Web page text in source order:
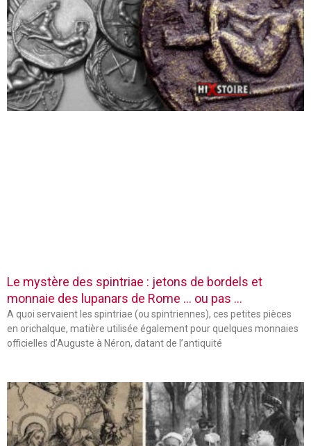
Le mystère des spintriae : jetons de bordels et
monnaie des lupanars de Rome … ou pas …
A quoi servaient les spintriae (ou spintriennes), ces petites pièces
en orichalque, matière utilisée également pour quelques monnaies
officielles d’Auguste à Néron, datant de l’antiquité